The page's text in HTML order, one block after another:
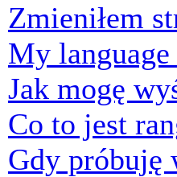
Zmieniłem
My
Jak mogę
Co to jest
Gdy próbuję